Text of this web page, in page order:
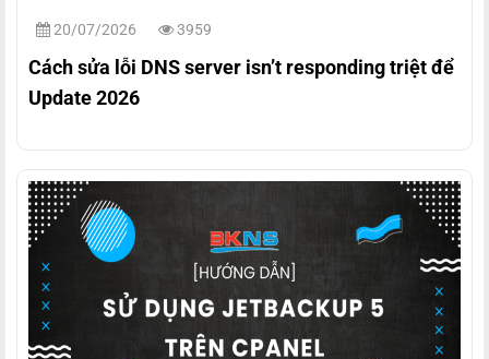
20/07/2026 3959
Cách sửa lỗi DNS server isn’t responding triệt để
Update 2026